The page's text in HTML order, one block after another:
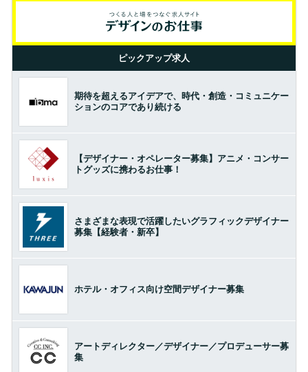
ピックアップ求人
期待を超えるアイデアで、時代・創造・コミュニケー
ションのコアであり続ける
【デザイナー・オペレーター募集】アニメ・コンサー
トグッズに携わるお仕事！
さまざまな表現で活躍したいグラフィックデザイナー
募集【経験者・新卒】
ホテル・オフィス向け空間デザイナー募集
アートディレクター／デザイナー／プロデューサー募
集